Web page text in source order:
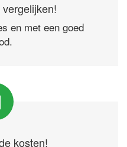
en met een goed
kosten!